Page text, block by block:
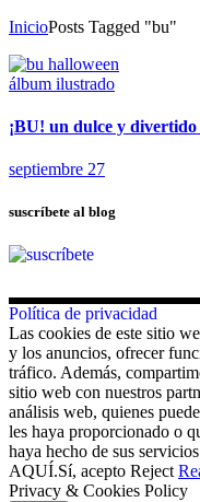
InicioPosts Tagged "bu"
álbum ilustrado
¡BU! un dulce y
septiembre 27
suscríbete al blog
Política de privacidad
Las cookies de este sitio
y los anuncios, ofrecer
tráfico. Además,
sitio web con nuestros
análisis web, quienes
les haya proporcionado o
haya hecho de sus
AQUÍ.Sí, acepto Reject
Privacy & Cookies Policy